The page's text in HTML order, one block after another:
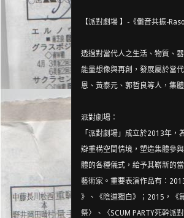
【派對劇場 】-《儺音共振-
透過對當代人之生活、物質、
能量想像與再創， 發展屬於當
恩、黃泰元、郭哲良等人，集
派對劇場：
「派對劇場」成立於2013年，
辯重構空間情境，塑造集體參
體的各種儀式，給予其嶄新的當
藝術家。重要表演作品有：
》、《陰道獨白》；2015，《
祭〉、〈SCUM PARTY死幹派